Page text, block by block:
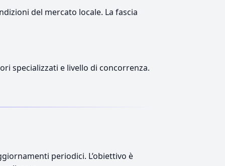
del mercato locale. La fascia
specializzati e livello di concorrenza.
periodici. L’obiettivo è